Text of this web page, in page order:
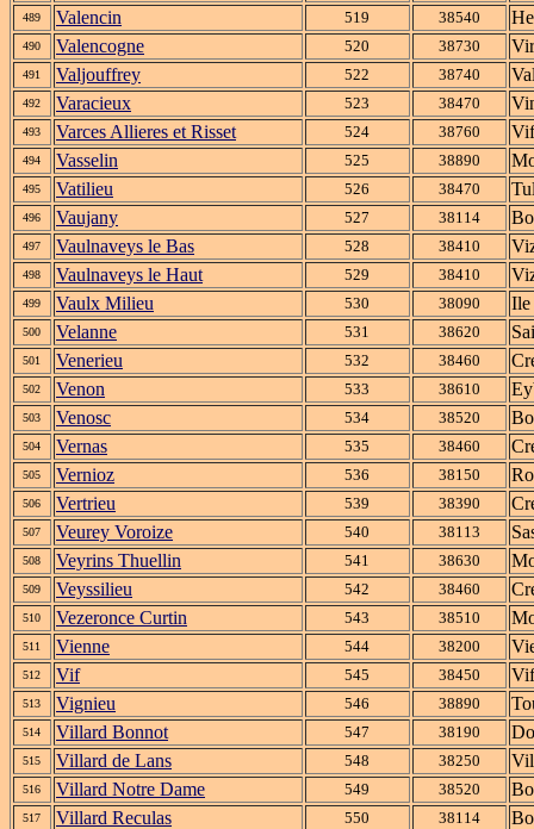
489 Valencin 519 38540
490 Valencogne 520 38730
491 Valjouffrey 522 38740
492 Varacieux 523 38470
493 Varces Allieres et Risset 524 38760 Vif
494 Vasselin 525 38890
495 Vatilieu 526 38470
496 Vaujany 527 38114
497 Vaulnaveys le Bas 528 38410
498 Vaulnaveys le Haut 529 38410
499 Vaulx Milieu 530 38090 Ile
500 Velanne 531 38620
501 Venerieu 532 38460
502 Venon 533 38610
503 Venosc 534 38520
504 Vernas 535 38460
505 Vernioz 536 38150
506 Vertrieu 539 38390
507 Veurey Voroize 540 38113
508 Veyrins Thuellin 541 38630
509 Veyssilieu 542 38460
510 Vezeronce Curtin 543 38510
511 Vienne 544 38200
512 Vif 545 38450 Vif
513 Vignieu 546 38890
514 Villard Bonnot 547 38190
515 Villard de Lans 548 38250
516 Villard Notre Dame 549 38520
517 Villard Reculas 550 38114